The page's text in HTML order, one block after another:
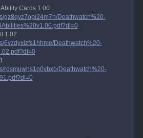
Cards 1.00
gz8qvz7opi24m7h/Deathwatch%20-
1.02
6vzdyxlzfs1hhme/Deathwatch%20-
rdsmuwhs1o0vbxb/Deathwatch%20-